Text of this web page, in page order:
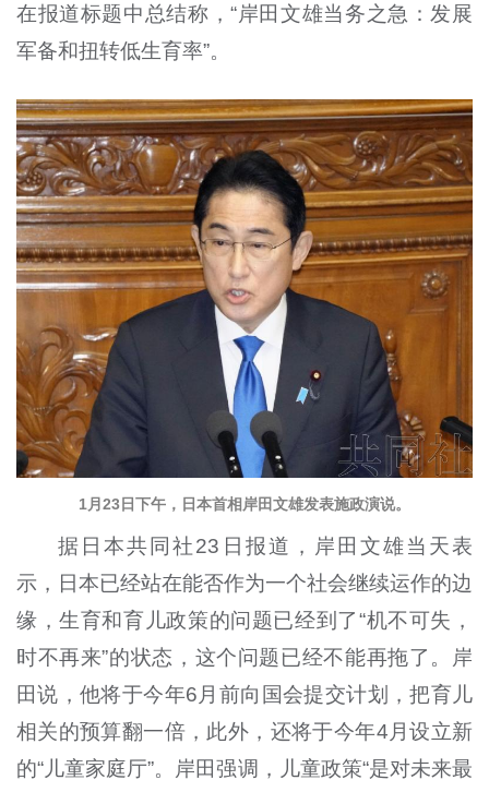
在报道标题中总结称，“岸田文雄当务之急：发展
军备和扭转低生育率”。
1月23日下午，日本首相岸田文雄发表施政演说。
据日本共同社23日报道，岸田文雄当天表
示，日本已经站在能否作为一个社会继续运作的边
缘，生育和育儿政策的问题已经到了“机不可失，
时不再来”的状态，这个问题已经不能再拖了。岸
田说，他将于今年6月前向国会提交计划，把育儿
相关的预算翻一倍，此外，还将于今年4月设立新
的“儿童家庭厅”。岸田强调，儿童政策“是对未来最